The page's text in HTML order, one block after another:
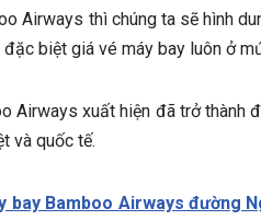
Airways thì chúng ta sẽ hình
biệt giá vé máy bay luôn ở
Airways xuất hiện đã trở thành
và quốc tế.
bay Bamboo Airways đường